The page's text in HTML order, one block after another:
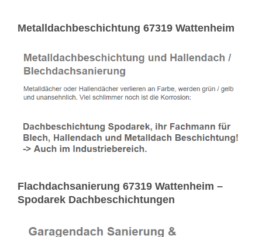
Metalldachbeschichtung 67319 Wattenheim
Flachdachsanierung 67319 Wattenheim –
Spodarek Dachbeschichtungen